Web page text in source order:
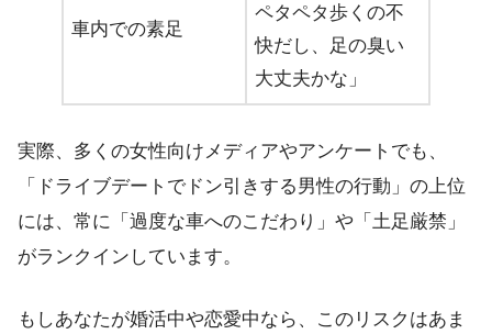
車内での素足
ペタペタ歩くの不
快だし、足の臭い
大丈夫かな」
実際、多くの女性向けメディアやアンケートでも、
「ドライブデートでドン引きする男性の行動」の上位
には、常に「過度な車へのこだわり」や「土足厳禁」
がランクインしています。
もしあなたが婚活中や恋愛中なら、このリスクはあま